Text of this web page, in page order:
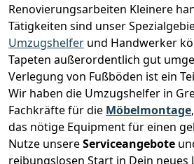
Renovierungsarbeiten Kleinere
Tätigkeiten sind unser
Umzugshelfer und Handwerker
Tapeten außerordentlich gut
Verlegung von Fußböden ist ein
Wir haben die Umzugshelfer in
Fachkräfte für die Möbelmontage
das nötige Equipment für einen
Nutze unsereServiceangebote
reibungslosen Start in Dein neues